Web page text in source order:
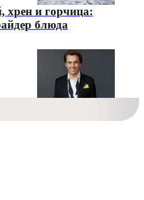
хрен и горчица:
блюда